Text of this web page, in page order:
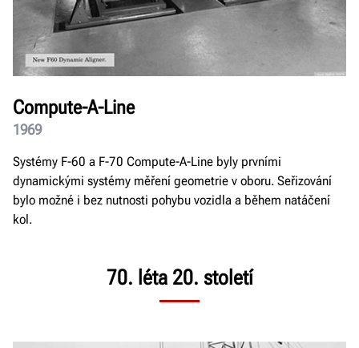
Compute-A-Line
1969
Systémy F-60 a F-70 Compute-A-Line byly prvními
dynamickými systémy měření geometrie v oboru. Seřizování
bylo možné i bez nutnosti pohybu vozidla a během natáčení
kol.
70. léta 20. století